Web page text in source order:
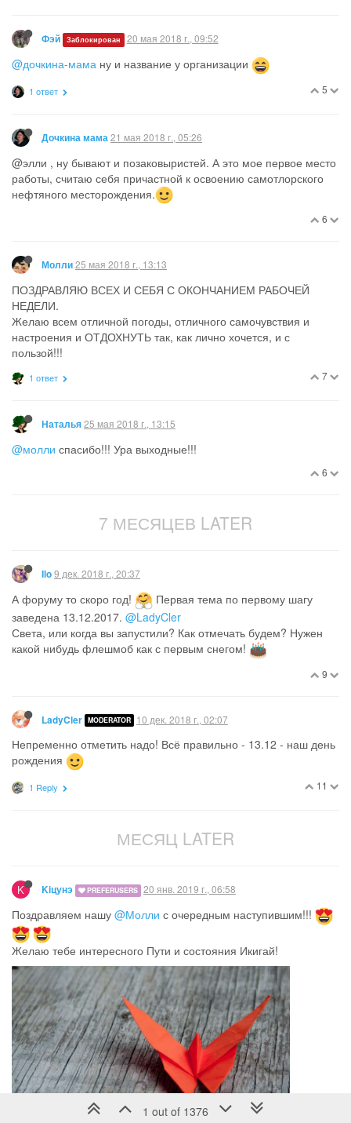
Фэй Заблокирован 20 мая 2018 г., 09:52
@дочкина-мама ну и название у организации
5
1 ответ
Дочкина мама21 мая 2018 г., 05:26
@элли , ну бывают и позаковыристей. А это мое первое место
работы, считаю себя причастной к освоению самотлорского
нефтяного месторождения.
6
Молли25 мая 2018 г., 13:13
ПОЗДРАВЛЯЮ ВСЕХ И СЕБЯ С ОКОНЧАНИЕМ РАБОЧЕЙ
НЕДЕЛИ.
Желаю всем отличной погоды, отличного самочувствия и
настроения и ОТДОХНУТЬ так, как лично хочется, и с
пользой!!!
7
1 ответ
Наталья25 мая 2018 г., 13:15
@молли спасибо!!! Ура выходные!!!
6
7 МЕСЯЦЕВ LATER
Ilo9 дек. 2018 г., 20:37
А форуму то скоро год!
Первая тема по первому шагу
заведена 13.12.2017. @LadyCler
Света, или когда вы запустили? Как отмечать будем? Нужен
какой нибудь флешмоб как с первым снегом!
9
LadyCler MODERATOR 10 дек. 2018 г., 02:07
Непременно отметить надо! Всё правильно - 13.12 - наш день
рождения
11
1 Reply
МЕСЯЦ LATER
K Kiцунэ PREFERUSERS 20 янв. 2019 г., 06:58
Поздравляем нашу @Молли с очередным наступившим!!!
Желаю тебе интересного Пути и состояния Икигай!
1 out of 1376